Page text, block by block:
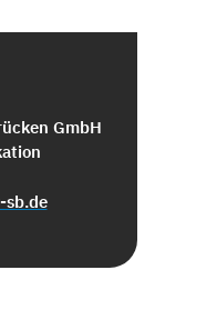
GmbH
sb.de